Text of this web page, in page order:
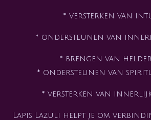
* versterken van
* ondersteunen van
* brengen van
* ondersteunen van
* versterken van
Lapis Lazuli helpt je om